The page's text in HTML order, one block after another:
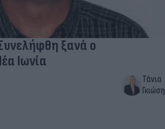
ξανά ο
Ιωνία
Τάνια
Γκιώση